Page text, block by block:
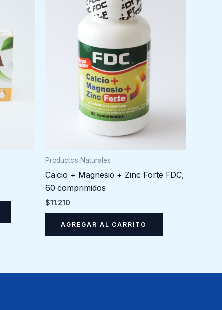
Productos Naturales
Calcio + Magnesio + Zinc Forte FDC,
60 comprimidos
$11.210
AGREGAR AL CARRITO